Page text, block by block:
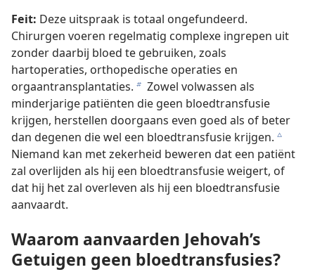
Feit: Deze uitspraak is totaal ongefundeerd.
Chirurgen voeren regelmatig complexe ingrepen uit
zonder daarbij bloed te gebruiken, zoals
hartoperaties, orthopedische operaties en
orgaantransplantaties. b Zowel volwassen als
minderjarige patiënten die geen bloedtransfusie
krijgen, herstellen doorgaans even goed als of beter
dan degenen die wel een bloedtransfusie krijgen. c
Niemand kan met zekerheid beweren dat een patiënt
zal overlijden als hij een bloedtransfusie weigert, of
dat hij het zal overleven als hij een bloedtransfusie
aanvaardt.
Waarom aanvaarden Jehovah’s
Getuigen geen bloedtransfusies?